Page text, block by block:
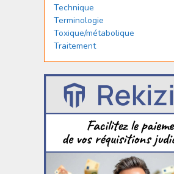
Technique
Terminologie
Toxique/métabolique
Traitement